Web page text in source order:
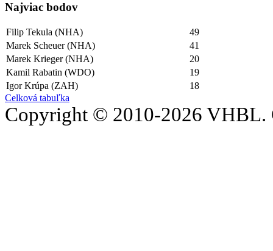
Najviac bodov
Filip Tekula (NHA)
49
Marek Scheuer (NHA)
41
Marek Krieger (NHA)
20
Kamil Rabatin (WDO)
19
Igor Krúpa (ZAH)
18
Celková tabuľka
Copyright © 2010-2026 VHBL.